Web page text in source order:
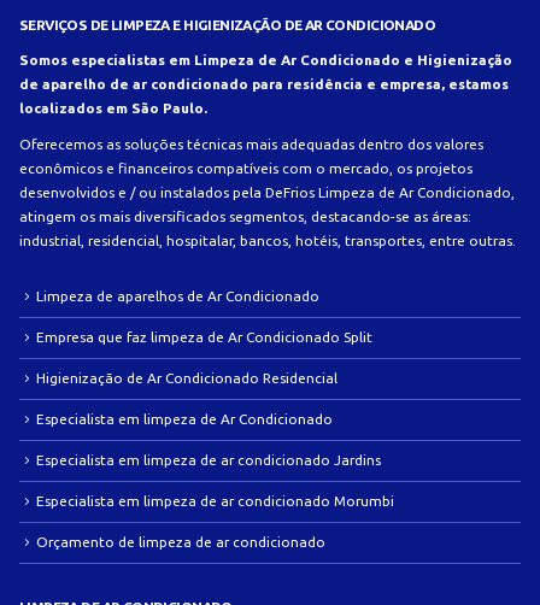
SERVIÇOS DE LIMPEZA E HIGIENIZAÇÃO DE AR CONDICIONADO
Somos especialistas em Limpeza de Ar Condicionado e Higienização
de aparelho de ar condicionado para residência e empresa, estamos
localizados em São Paulo.
Oferecemos as soluções técnicas mais adequadas dentro dos valores
econômicos e financeiros compatíveis com o mercado, os projetos
desenvolvidos e / ou instalados pela DeFrios Limpeza de Ar Condicionado,
atingem os mais diversificados segmentos, destacando-se as áreas:
industrial, residencial, hospitalar, bancos, hotéis, transportes, entre outras.
Limpeza de aparelhos de Ar Condicionado
Empresa que faz limpeza de Ar Condicionado Split
Higienização de Ar Condicionado Residencial
Especialista em limpeza de Ar Condicionado
Especialista em limpeza de ar condicionado Jardins
Especialista em limpeza de ar condicionado Morumbi
Orçamento de limpeza de ar condicionado